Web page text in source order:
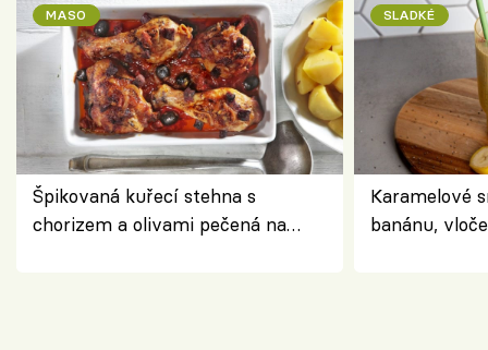
MASO
Špikovaná kuřecí stehna s
chorizem a olivami pečená na
SLADKÉ
Karamelové
banánu,